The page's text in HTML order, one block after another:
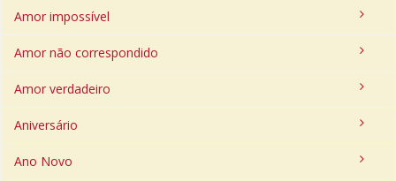
Amor impossível
Amor não correspondido
Amor verdadeiro
Aniversário
Ano Novo